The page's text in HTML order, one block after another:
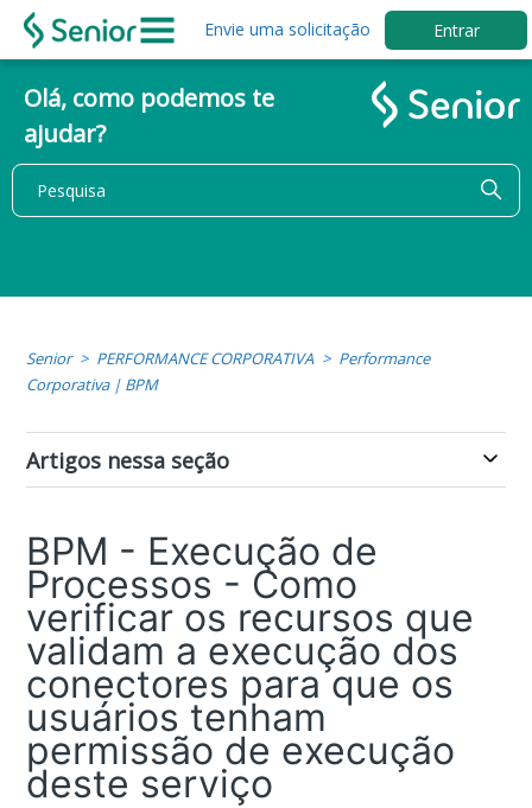
Envie uma solicitação Entrar
Olá, como podemos te
ajudar?
Senior PERFORMANCE CORPORATIVA
Performance
Corporativa | BPM
Artigos nessa seção
BPM - Execução de
Processos - Como
verificar os recursos que
validam a execução dos
conectores para que os
usuários tenham
permissão de execução
deste serviço